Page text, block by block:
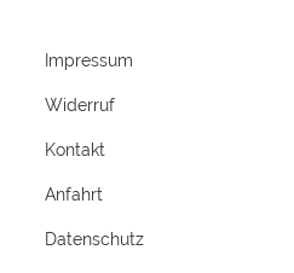
Impressum
Widerruf
Kontakt
Anfahrt
Datenschutz